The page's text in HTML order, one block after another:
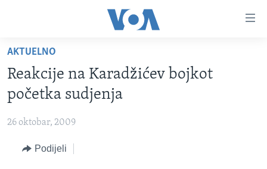
glavni
sadržaj
na
glavnu
TV PROGRAM
VIDEO
FOTOGRAFIJE DANA
VIJESTI
SJEDINJENE AMERIČKE DRŽAVE
NAUKA I TEHNOLOGIJA
AKTUELNO
Reakcije na Karadžićev bojkot
početka sudjenja
26 oktobar, 2009
Podijeli